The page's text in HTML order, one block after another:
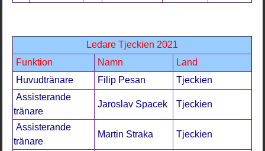
Ledare Tjeckien 2021
Funktion
Namn
Land
Huvudtränare
Filip Pesan
Tjeckien
Assisterande
tränare
Jaroslav Spacek Tjeckien
Assisterande
tränare
Martin Straka Tjeckien